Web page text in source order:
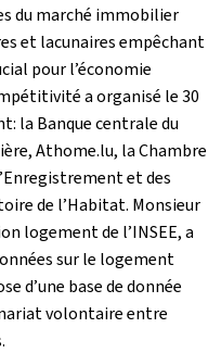
du marché immobilier
et lacunaires empêchant
pour l’économie
a organisé le 30
la Banque centrale du
Athome.lu, la Chambre
et des
de l’Habitat. Monsieur
logement de l’INSEE, a
sur le logement
d’une base de donnée
volontaire entre